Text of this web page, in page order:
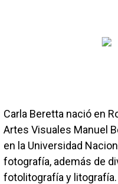
Carla Beretta nació en Rosario en 1965. Es egresada de la Escuela Provincial de
Artes Visuales Manuel
en la Universidad
fotografía, además de
fotolitografía y litografía.